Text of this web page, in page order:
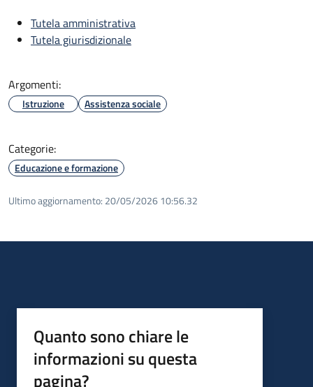
Tutela amministrativa
Tutela giurisdizionale
Argomenti:
Istruzione Assistenza sociale
Categorie:
Educazione e formazione
Ultimo aggiornamento: 20/05/2026 10:56.32
Quanto sono chiare le
informazioni su questa
pagina?